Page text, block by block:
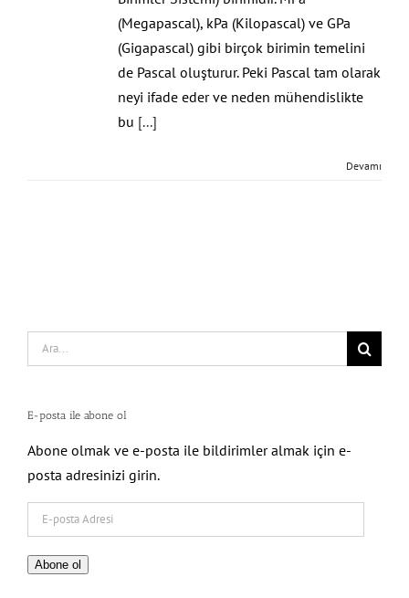
(Megapascal), kPa (Kilopascal) ve GPa
(Gigapascal) gibi birçok birimin temelini
de Pascal oluşturur. Peki Pascal tam olarak
neyi ifade eder ve neden mühendislikte
bu [...]
Devamı
Search
for:
E-posta ile abone ol
Abone olmak ve e-posta ile bildirimler almak için e-
posta adresinizi girin.
posta
Adresi
Abone ol